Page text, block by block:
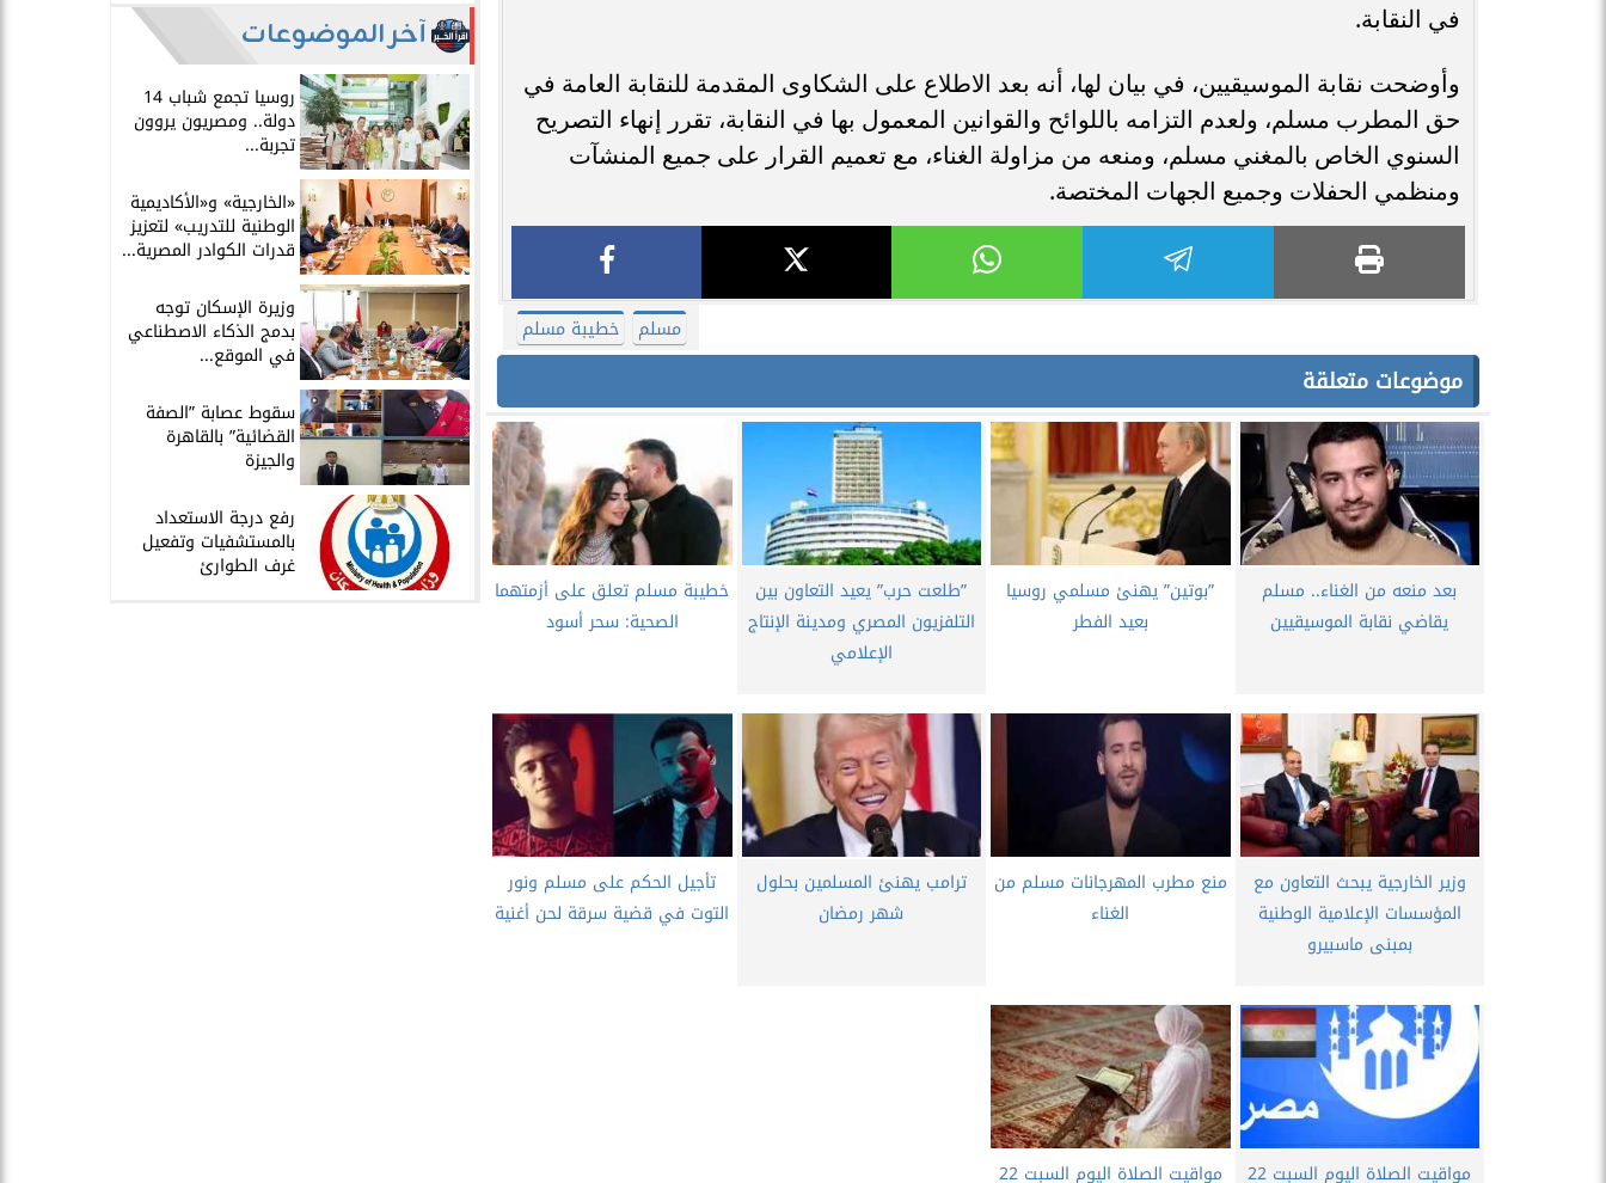
في النقابة.
وأوضحت نقابة الموسيقيين، في بيان لها، أنه بعد الاطلاع على الشكاوى المقدمة للنقابة العامة في
حق المطرب مسلم، ولعدم التزامه باللوائح والقوانين المعمول بها في النقابة، تقرر إنهاء التصريح
السنوي الخاص بالمغني مسلم، ومنعه من مزاولة الغناء، مع تعميم القرار على جميع المنشآت
ومنظمي الحفلات وجميع الجهات المختصة.
مسلم خطيبة مسلم
موضوعات متعلقة
بعد منعه من الغناء.. مسلم
يقاضي نقابة الموسيقيين
”بوتين” يهنئ مسلمي روسيا
بعيد الفطر
”طلعت حرب” يعيد التعاون بين
التلفزيون المصري ومدينة الإنتاج
الإعلامي
خطيبة مسلم تعلق على أزمتهما
الصحية: سحر أسود
وزير الخارجية يبحث التعاون مع
المؤسسات الإعلامية الوطنية
بمبنى ماسبيرو
منع مطرب المهرجانات مسلم من
الغناء
ترامب يهنئ المسلمين بحلول
شهر رمضان
تأجيل الحكم على مسلم ونور
التوت في قضية سرقة لحن أغنية
مواقيت الصلاة اليوم السبت 22 مواقيت الصلاة اليوم السبت 22
آخر الموضوعات
روسيا تجمع شباب 14
دولة.. ومصريون يروون
تجربة...
​«الخارجية» و«الأكاديمية
الوطنية للتدريب» لتعزيز
قدرات الكوادر المصرية...
​وزيرة الإسكان توجه
بدمج الذكاء الاصطناعي
في الموقع...
سقوط عصابة ”الصفة
القضائية” بالقاهرة
والجيزة
​رفع درجة الاستعداد
بالمستشفيات وتفعيل
غرف الطوارئ